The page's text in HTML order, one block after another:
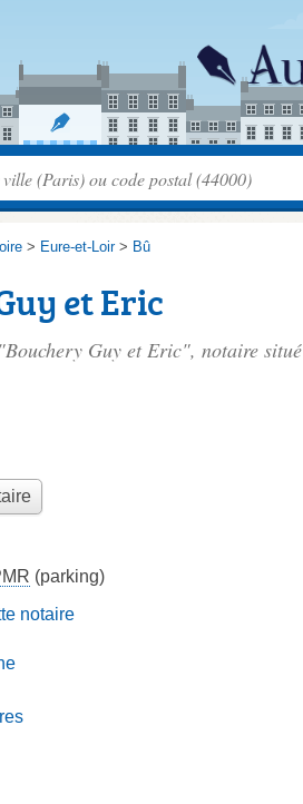
> Eure-et-Loir> Bû
et Eric
Guy et Eric", notaire situé
(parking)
notaire